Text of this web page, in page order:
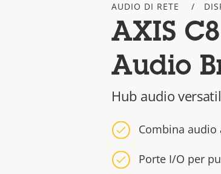
AUDIO DI RETE
AXIS
Audio
Hub audio
Combina
Porte I/O per